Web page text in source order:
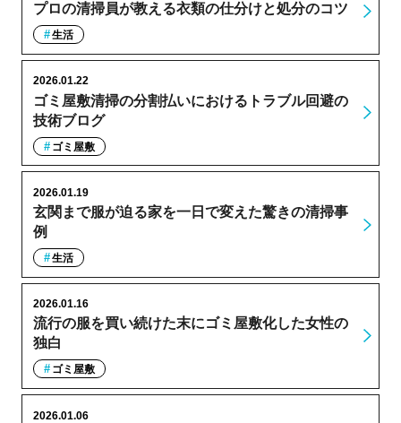
プロの清掃員が教える衣類の仕分けと処分のコツ
生活
ゴミ屋敷清掃の分割払いにおけるトラブル回避の
技術ブログ
2026.01.22
ゴミ屋敷
玄関まで服が迫る家を一日で変えた驚きの清掃事
例
2026.01.19
生活
流行の服を買い続けた末にゴミ屋敷化した女性の
独白
2026.01.16
ゴミ屋敷
2026.01.06